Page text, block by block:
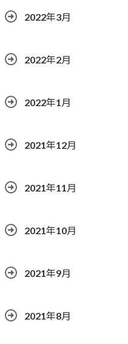
2022年3月
2022年2月
2022年1月
2021年12月
2021年11月
2021年10月
2021年9月
2021年8月